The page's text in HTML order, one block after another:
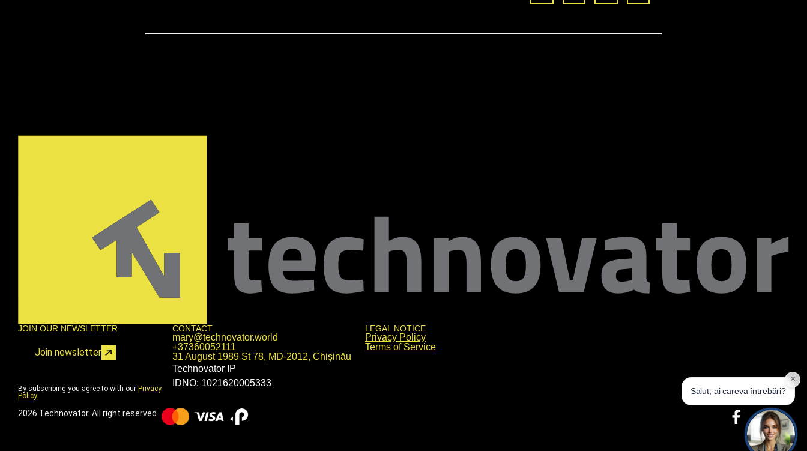
JOIN OUR NEWSLETTER
Join newsletter
By subscribing you agree to with our Privacy
Policy
CONTACT
mary@technovator.world
+37360052111
31 August 1989 St 78, MD-2012, Chișinău
Technovator IP
IDNO: 1021620005333
LEGAL NOTICE
Privacy Policy
Terms of Service
2026 Technovator. All right reserved.